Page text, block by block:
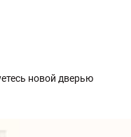
новой дверью